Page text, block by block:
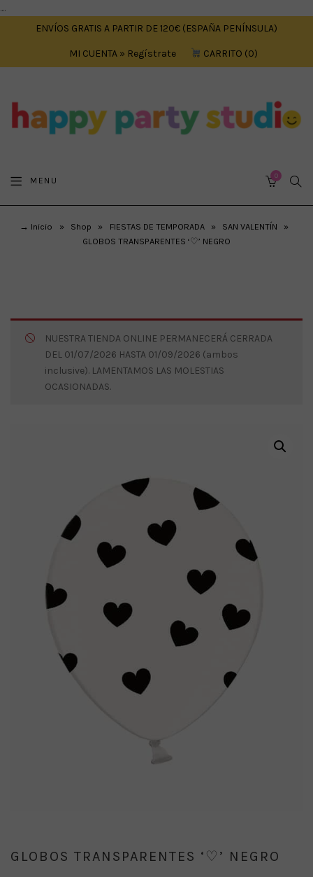
....
ENVÍOS GRATIS A PARTIR DE 120€ (ESPAÑA PENÍNSULA)
MI CUENTA » Regístrate CARRITO 0
MENU 0
→ Inicio » Shop » FIESTAS DE TEMPORADA » SAN VALENTÍN
»
GLOBOS TRANSPARENTES ‘♡’ NEGRO
NUESTRA TIENDA ONLINE PERMANECERÁ CERRADA
DEL 01/07/2026 HASTA 01/09/2026 (ambos
inclusive). LAMENTAMOS LAS MOLESTIAS
OCASIONADAS.
GLOBOS TRANSPARENTES ‘♡’ NEGRO